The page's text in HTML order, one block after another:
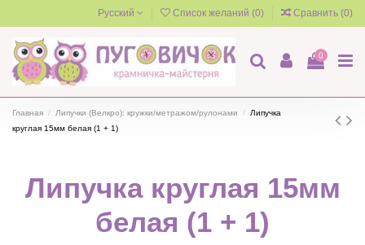
Русский Список желаний (0) Сравнить (0)
0
Главная Липучки (Велкро): кружки/метражом/рулонами
Липучка
круглая 15мм белая (1 + 1)
Липучка круглая 15мм
белая (1 + 1)